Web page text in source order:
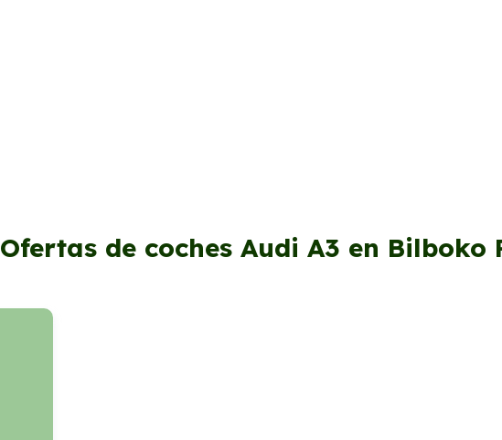
Ofertas de coches Audi A3 en Bilboko